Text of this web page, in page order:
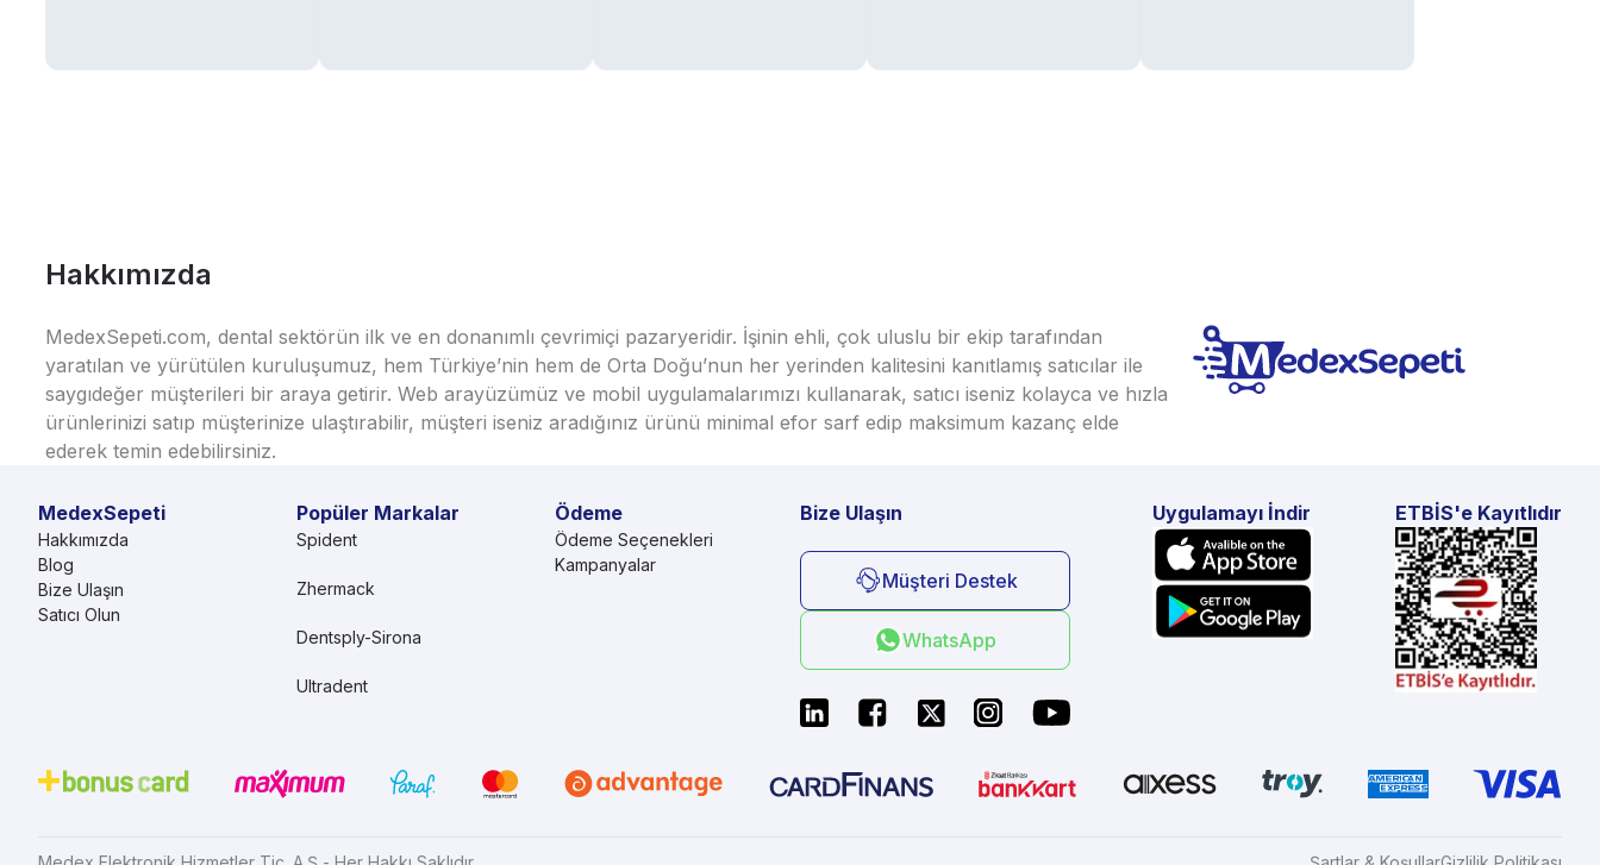
Hakkımızda
MedexSepeti.com, dental sektörün ilk ve en donanımlı çevrimiçi pazaryeridir. İşinin ehli, çok uluslu bir ekip tarafından
yaratılan ve yürütülen kuruluşumuz, hem Türkiye’nin hem de Orta Doğu’nun her yerinden kalitesini kanıtlamış satıcılar ile
saygıdeğer müşterileri bir araya getirir. Web arayüzümüz ve mobil uygulamalarımızı kullanarak, satıcı iseniz kolayca ve hızla
ürünlerinizi satıp müşterinize ulaştırabilir, müşteri iseniz aradığınız ürünü minimal efor sarf edip maksimum kazanç elde
ederek temin edebilirsiniz.
MedexSepeti
Hakkımızda
Blog
Bize Ulaşın
Satıcı Olun
Ödeme
Ödeme Seçenekleri
Kampanyalar
Popüler Markalar
Spident
Zhermack
Dentsply-Sirona
Ultradent
Bize Ulaşın
Müşteri Destek
WhatsApp
Uygulamayı İndir ETBİS'e Kayıtlıdır